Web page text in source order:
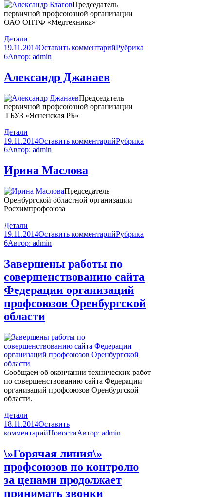
Председатель
первичной профсоюзной организации
ОАО ОПТФ «Медтехника»
Детали
19.11.2014Оставить комментарийРубрика
6Автор: admin
Александр Джанаев
Председатель
первичной профсоюзной организации
ГБУЗ «Ясненская РБ»
Детали
19.11.2014Оставить комментарийРубрика
6Автор: admin
Ирина Маслова
Председатель
Оренбургской областной организации
Росхимпрофсоюза
Детали
19.11.2014Оставить комментарийРубрика
6Автор: admin
Завершены работы по
совершенствованию сайта
Федерации организаций
профсоюзов Оренбургской
области
Сообщаем об окончании технических работ
по совершенствованию сайта Федерации
организаций профсоюзов Оренбургской
области.
Детали
18.11.2014Оставить
комментарийНовостиАвтор: admin
\»Горячая линия\»
профсоюзов по контролю
за ценами продолжает
принимать звонки